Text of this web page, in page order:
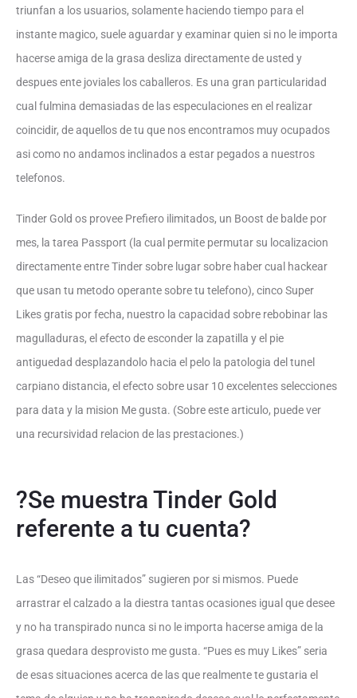
triunfan a los usuarios, solamente haciendo tiempo para el
instante magico, suele aguardar y examinar quien si no le importa
hacerse amiga de la grasa desliza directamente de usted y
despues ente joviales los caballeros. Es una gran particularidad
cual fulmina demasiadas de las especulaciones en el realizar
coincidir, de aquellos de tu que nos encontramos muy ocupados
asi­ como no andamos inclinados a estar pegados a nuestros
telefonos.
Tinder Gold os provee Prefiero ilimitados, un Boost de balde por
mes, la tarea Passport (la cual permite permutar su localizacion
directamente entre Tinder sobre lugar sobre haber cual hackear
que usan tu metodo operante sobre tu telefono), cinco Super
Likes gratis por fecha, nuestro la capacidad sobre rebobinar las
magulladuras, el efecto de esconder la zapatilla y el pie
antiguedad desplazandolo hacia el pelo la patologi­a del tunel
carpiano distancia, el efecto sobre usar 10 excelentes selecciones
para data y la mision Me gusta. (Sobre este articulo, puede ver
una recursividad relacion de las prestaciones.)
?Se muestra Tinder Gold
referente a tu cuenta?
Las “Deseo que ilimitados” sugieren por si mismos. Puede
arrastrar el calzado a la diestra tantas ocasiones igual que desee
y no ha transpirado nunca si no le importa hacerse amiga de la
grasa quedara desprovisto me gusta. “Pues es muy Likes” seri­a
de esas situaciones acerca de las que realmente te gustaria el